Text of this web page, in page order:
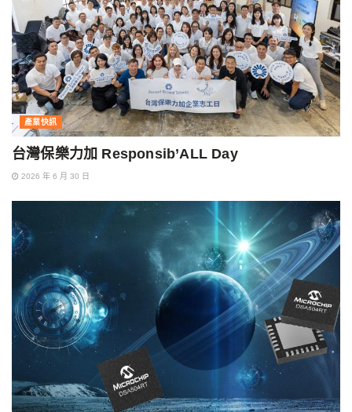
產業快訊
台灣保樂力加 Responsib’ALL Day
2026 年 6 月 30 日